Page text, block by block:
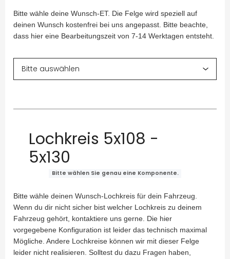
Bitte wähle deine Wunsch-ET. Die Felge wird speziell auf
deinen Wunsch kostenfrei bei uns angepasst. Bitte beachte,
dass hier eine Bearbeitungszeit von 7-14 Werktagen entsteht.
Lochkreis 5x108 -
5x130
Bitte wählen Sie genau eine Komponente.
Bitte wähle deinen Wunsch-Lochkreis für dein Fahrzeug.
Wenn du dir nicht sicher bist welcher Lochkreis zu deinem
Fahrzeug gehört, kontaktiere uns gerne. Die hier
vorgegebene Konfiguration ist leider das technisch maximal
Mögliche. Andere Lochkreise können wir mit dieser Felge
leider nicht realisieren. Solltest du dazu Fragen haben,